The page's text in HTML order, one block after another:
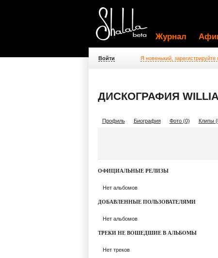
Журнал
Войти Я новенький, зарегистрируйте
ДИСКОГРАФИЯ
Профиль Биография Фото (0) Клипы
ОФИЦИАЛЬНЫЕ РЕЛИЗЫ
Нет альбомов
ДОБАВЛЕННЫЕ ПОЛЬЗОВАТЕЛЯМИ
Нет альбомов
ТРЕКИ НЕ ВОШЕДШИЕ В АЛЬБОМЫ
Нет треков